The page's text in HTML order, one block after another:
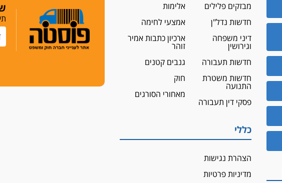
מבזקים פלילים
חדשות נדל"ן
דיני משפחה
וגירושין
חדשות תעבורה
חדשות משטרת
התנועה
פסקי דין תעבורה
אלימות
אמצעי לחימה
ארכיון כתבות אמיר
זוהר
גנבים קטנים
חוק
מאחורי הסורגים
כללי
הצהרת נגישות
מדיניות פרטיות